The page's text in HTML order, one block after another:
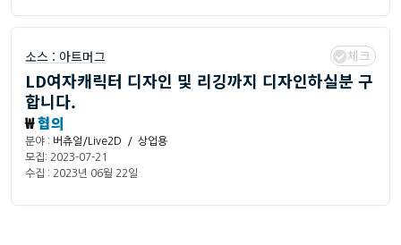
소스 : 아트머그 체크
LD여자캐릭터 디자인 및 리깅까지 디자인하실분 구
합니다.
₩협의
분야 : 버츄얼/Live2D / 상업용
모집: 2023-07-21
수집 : 2023년 06월 22일